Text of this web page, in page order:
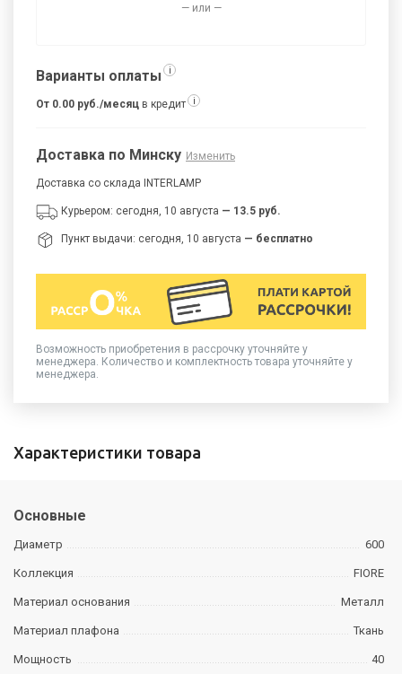
— или —
Варианты оплаты i
От 0.00 руб./месяц в кредит i
Доставка по Минску Изменить
Доставка со склада INTERLAMP
Курьером: сегодня, 10 августа — 13.5 руб.
Пункт выдачи: сегодня, 10 августа — бесплатно
Возможность приобретения в рассрочку уточняйте у
менеджера. Количество и комплектность товара уточняйте у
менеджера.
Характеристики товара
Основные
Диаметр 600
Коллекция FIORE
Материал основания Металл
Материал плафона Ткань
Мощность 40